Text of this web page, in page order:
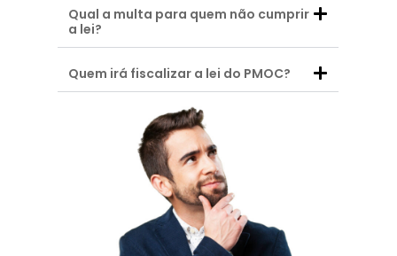
Qual a multa para quem não cumprir
a lei?
Quem irá fiscalizar a lei do PMOC?